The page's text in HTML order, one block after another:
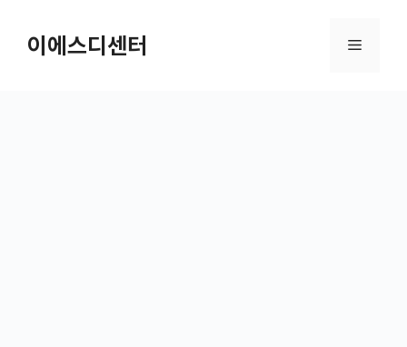
건너뛰기이에스디센터 메뉴